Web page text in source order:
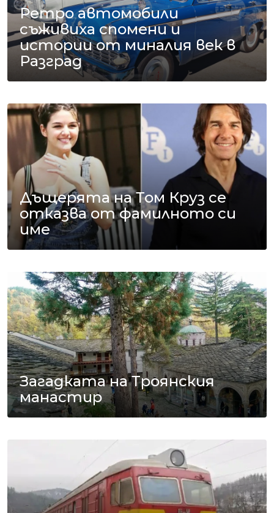
Ретро автомобили
съживиха спомени и
истории от миналия век в
Разград
Дъщерята на Том Круз се
отказва от фамилното си
име
Загадката на Троянския
манастир